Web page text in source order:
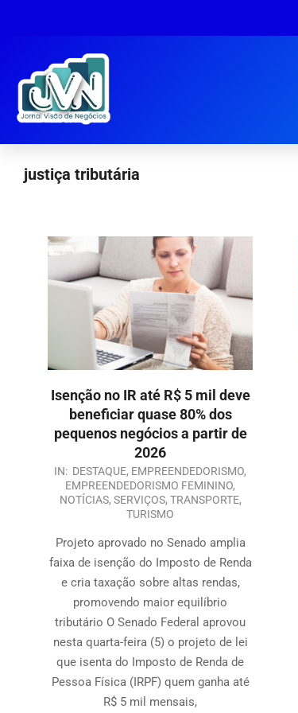
justiça tributária
Isenção no IR até R$ 5 mil deve
beneficiar quase 80% dos
pequenos negócios a partir de
2026
IN: DESTAQUE, EMPREENDEDORISMO,
EMPREENDEDORISMO FEMININO,
NOTÍCIAS, SERVIÇOS, TRANSPORTE,
TURISMO
Projeto aprovado no Senado amplia
faixa de isenção do Imposto de Renda
e cria taxação sobre altas rendas,
promovendo maior equilíbrio
tributário O Senado Federal aprovou
nesta quarta-feira (5) o projeto de lei
que isenta do Imposto de Renda de
Pessoa Física (IRPF) quem ganha até
R$ 5 mil mensais,